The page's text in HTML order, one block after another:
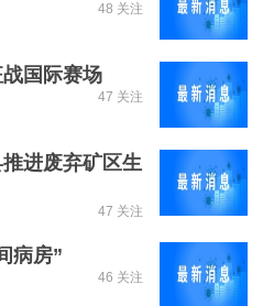
48 关注
国际赛场
47 关注
进废弃矿区生
47 关注
病房”
46 关注